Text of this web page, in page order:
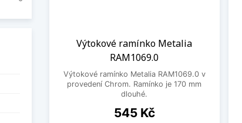
Výtokové ramínko Metalia
RAM1069.0
Výtokové ramínko Metalia RAM1069.0 v
provedení Chrom. Ramínko je 170 mm
dlouhé.
Cena
545 Kč